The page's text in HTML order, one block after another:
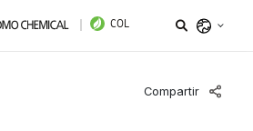
COL
Compartir